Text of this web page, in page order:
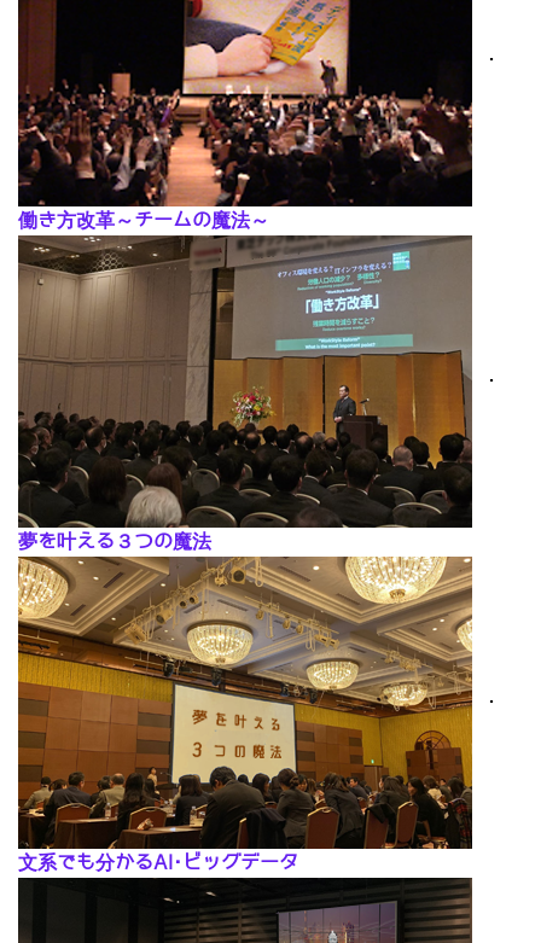
･
働き方改革～チームの魔法～
･
夢を叶える３つの魔法
･
文系でも分かるAI･ビッグデータ